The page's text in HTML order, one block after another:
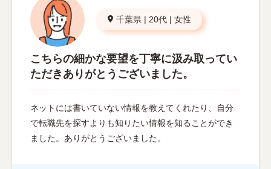
千葉県 | 20代 | 女性
こちらの細かな要望を丁寧に汲み取ってい
ただきありがとうございました。
ネットには書いていない情報を教えてくれたり、自分
で転職先を探すよりも知りたい情報を知ることができ
ました。ありがとうございました。